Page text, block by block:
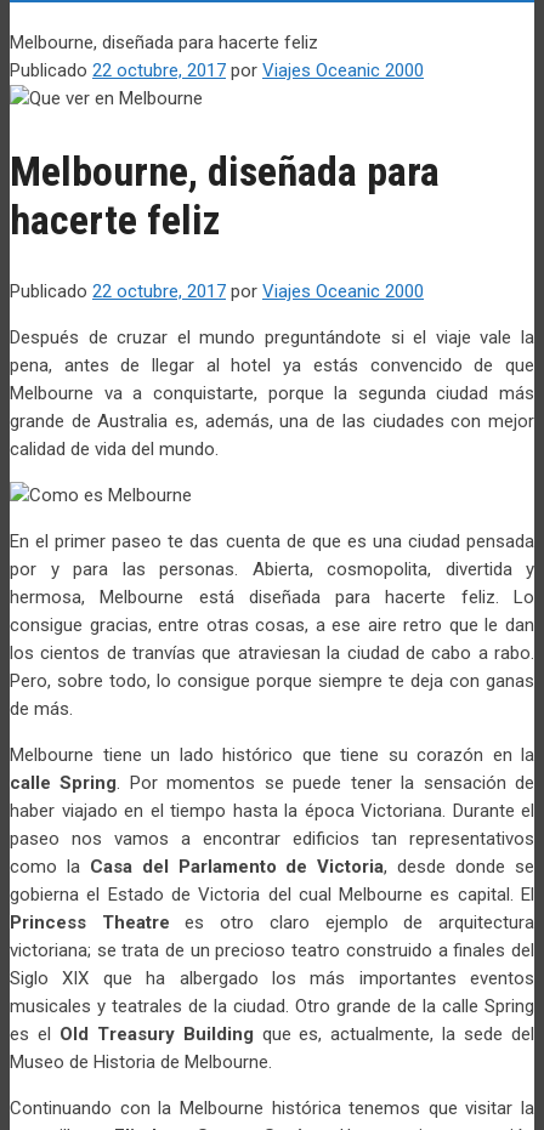
Melbourne, diseñada para hacerte feliz
Publicado 22 octubre, 2017 por Viajes Oceanic 2000
Melbourne, diseñada para
hacerte feliz
Publicado 22 octubre, 2017 por Viajes Oceanic 2000
Después de cruzar el mundo preguntándote si el viaje vale la
pena, antes de llegar al hotel ya estás convencido de que
Melbourne va a conquistarte, porque la segunda ciudad más
grande de Australia es, además, una de las ciudades con mejor
calidad de vida del mundo.
En el primer paseo te das cuenta de que es una ciudad pensada
por y para las personas. Abierta, cosmopolita, divertida y
hermosa, Melbourne está diseñada para hacerte feliz. Lo
consigue gracias, entre otras cosas, a ese aire retro que le dan
los cientos de tranvías que atraviesan la ciudad de cabo a rabo.
Pero, sobre todo, lo consigue porque siempre te deja con ganas
de más.
Melbourne tiene un lado histórico que tiene su corazón en la
calle Spring. Por momentos se puede tener la sensación de
haber viajado en el tiempo hasta la época Victoriana. Durante el
paseo nos vamos a encontrar edificios tan representativos
como la Casa del Parlamento de Victoria, desde donde se
gobierna el Estado de Victoria del cual Melbourne es capital. El
Princess Theatre es otro claro ejemplo de arquitectura
victoriana; se trata de un precioso teatro construido a finales del
Siglo XIX que ha albergado los más importantes eventos
musicales y teatrales de la ciudad. Otro grande de la calle Spring
es el Old Treasury Building que es, actualmente, la sede del
Museo de Historia de Melbourne.
Continuando con la Melbourne histórica tenemos que visitar la